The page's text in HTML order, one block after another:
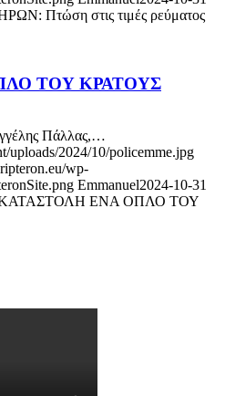
Πτώση στις τιμές ρεύματος
ΤΟΥ ΚΡΑΤΟΥΣ
Πάλλας,…
uploads/2024/10/policemme.jpg
wp-
Emmanuel2024-10-31
ΕΝΑ ΟΠΛΟ ΤΟΥ